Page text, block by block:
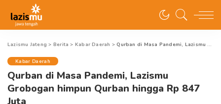
Lazismu Jateng > Berita > Kabar Daerah >Qurban di Masa Pandemi, Lazismu Grobogan himpun Qurban hingga Rp 847 Juta
Kabar Daerah
Qurban di Masa Pandemi, Lazismu
Grobogan himpun Qurban hingga Rp 847
Juta